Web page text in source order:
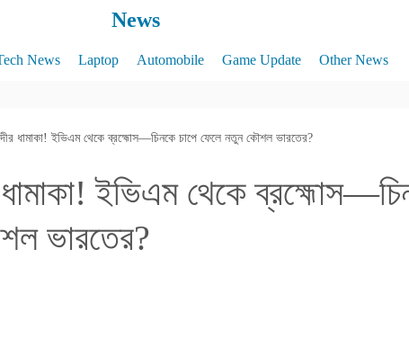
News
News Laptop Automobile Game Update Other News
ধামাকা! ইভিএম থেকে ব্রহ্মোস—চিনকে চাপে ফেলে নতুন কৌশল ভারতের?
ধামাকা! ইভিএম থেকে
ভারতের?